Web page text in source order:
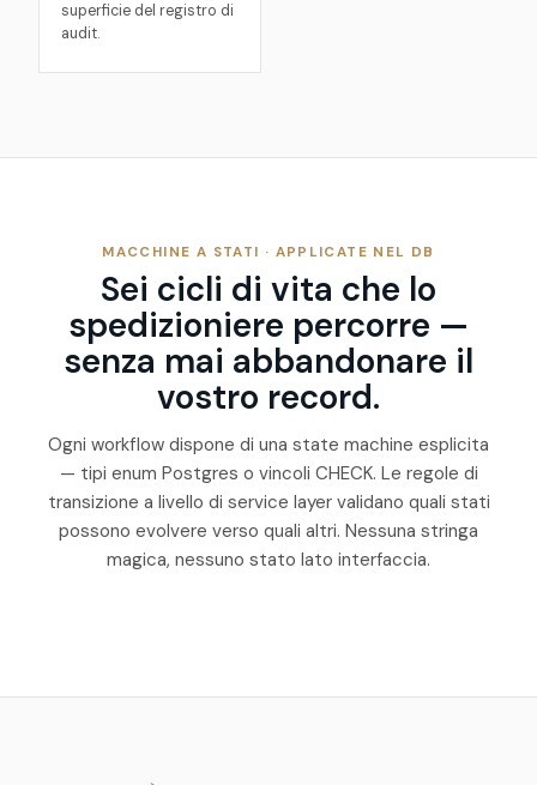
superficie del registro di
audit.
MACCHINE A STATI · APPLICATE NEL DB
Sei cicli di vita che lo
spedizioniere percorre —
senza mai abbandonare il
vostro record.
Ogni workflow dispone di una state machine esplicita
— tipi enum Postgres o vincoli CHECK. Le regole di
transizione a livello di service layer validano quali stati
possono evolvere verso quali altri. Nessuna stringa
magica, nessuno stato lato interfaccia.